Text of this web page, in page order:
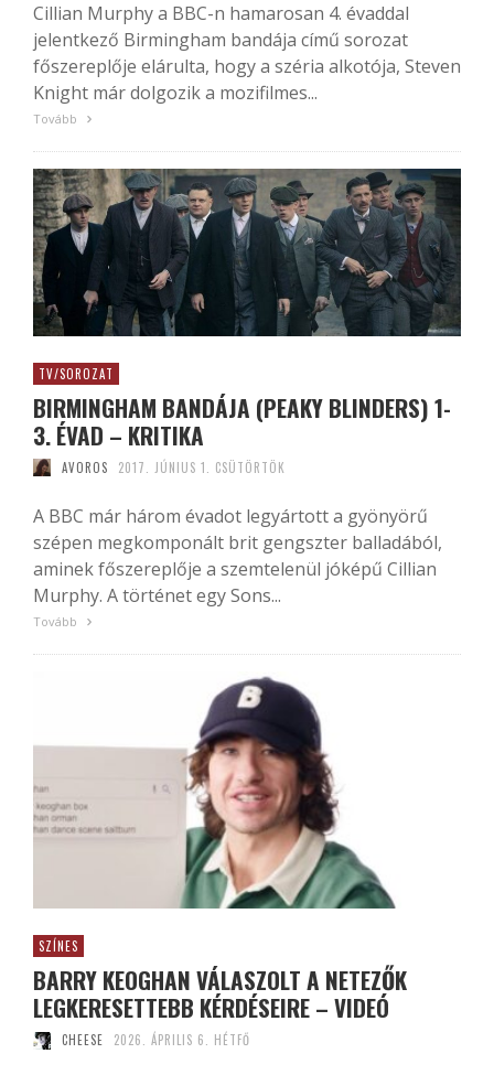
Cillian Murphy a BBC-n hamarosan 4. évaddal
jelentkező Birmingham bandája című sorozat
főszereplője elárulta, hogy a széria alkotója, Steven
Knight már dolgozik a mozifilmes...
Tovább
TV/SOROZAT
BIRMINGHAM BANDÁJA (PEAKY BLINDERS) 1-
3. ÉVAD – KRITIKA
AVOROS 2017. JÚNIUS 1. CSÜTÖRTÖK
A BBC már három évadot legyártott a gyönyörű
szépen megkomponált brit gengszter balladából,
aminek főszereplője a szemtelenül jóképű Cillian
Murphy. A történet egy Sons...
Tovább
SZÍNES
BARRY KEOGHAN VÁLASZOLT A NETEZŐK
LEGKERESETTEBB KÉRDÉSEIRE – VIDEÓ
CHEESE 2026. ÁPRILIS 6. HÉTFŐ